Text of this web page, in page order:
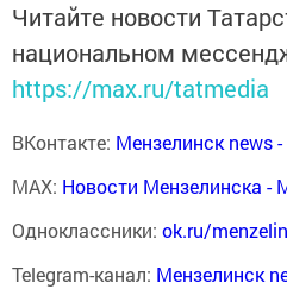
Читайте новости
национальном
https://max.ru/tatmedia
ВКонтакте: Мензелинск news
MAX: Новости Мензелинска -
Одноклассники: ok.ru/
Telegram-канал: Мензелинск